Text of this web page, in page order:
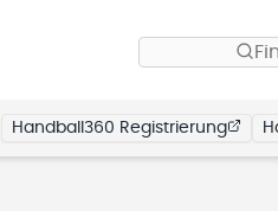
Handball360 Registrierung